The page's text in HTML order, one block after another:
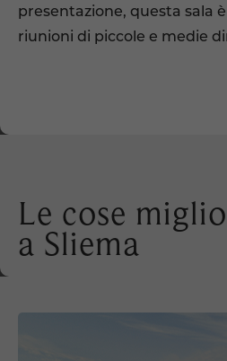
presentazione, questa sala
riunioni di piccole e medie
Le cose
a Sliema